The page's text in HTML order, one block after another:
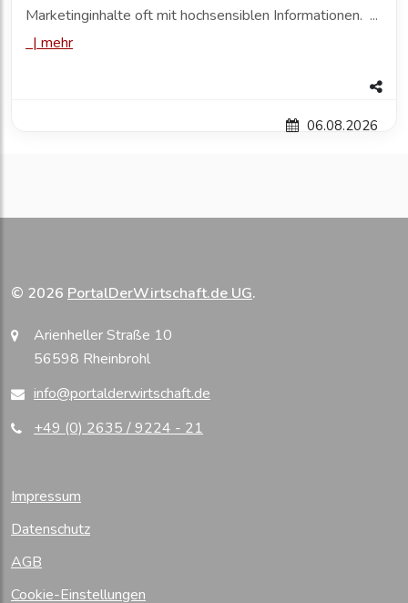
Marketinginhalte oft mit hochsensiblen Informationen. ...
| mehr
06.08.2026
© 2026 PortalDerWirtschaft.de UG.
Arienheller Straße 10
56598 Rheinbrohl
info@portalderwirtschaft.de
+49 (0) 2635 / 9224 - 21
Impressum
Datenschutz
AGB
Cookie-Einstellungen